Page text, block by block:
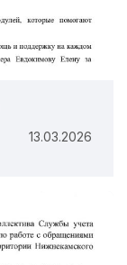
13.03.2026